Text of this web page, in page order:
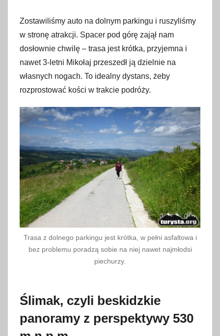
Zostawiliśmy auto na dolnym parkingu i ruszyliśmy
w stronę atrakcji. Spacer pod górę zajął nam
dosłownie chwilę – trasa jest krótka, przyjemna i
nawet 3-letni Mikołaj przeszedł ją dzielnie na
własnych nogach. To idealny dystans, żeby
rozprostować kości w trakcie podróży.
Trasa z dolnego parkingu jest krótka, w pełni asfaltowa i
bez problemu poradzą sobie na niej nawet najmłodsi
piechurzy.
Ślimak, czyli beskidzkie
panoramy z perspektywy 530